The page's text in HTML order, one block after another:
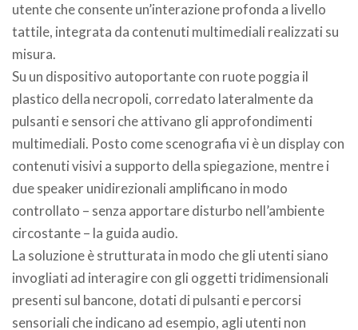
utente che consente un’interazione profonda a livello
tattile, integrata da contenuti multimediali realizzati su
misura.
Su un dispositivo autoportante con ruote poggia il
plastico della necropoli, corredato lateralmente da
pulsanti e sensori che attivano gli approfondimenti
multimediali. Posto come scenografia vi è un display con
contenuti visivi a supporto della spiegazione, mentre i
due speaker unidirezionali amplificano in modo
controllato – senza apportare disturbo nell’ambiente
circostante – la guida audio.
La soluzione è strutturata in modo che gli utenti siano
invogliati ad interagire con gli oggetti tridimensionali
presenti sul bancone, dotati di pulsanti e percorsi
sensoriali che indicano ad esempio, agli utenti non